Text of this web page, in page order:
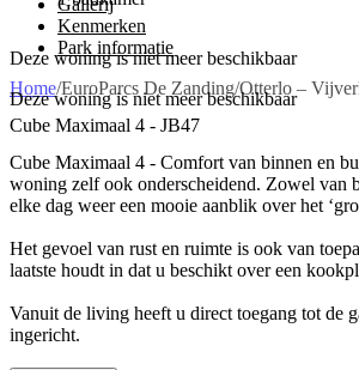
Deze woning is niet meer beschikbaar
Deze woning is niet meer beschikbaar
Kenmerken
Park informatie
Home/EuroParcs De Zanding/Otterlo –
Cube Maximaal 4 - JB47
Cube Maximaal 4 - Comfort van binnen en
woning zelf ook onderscheidend. Zowel van
elke dag weer een mooie aanblik over het
Het gevoel van rust en ruimte is ook van
laatste houdt in dat u beschikt over een
Vanuit de living heeft u direct toegang tot de
ingericht.